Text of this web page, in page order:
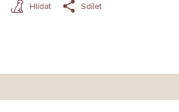
Hlídat Sdílet